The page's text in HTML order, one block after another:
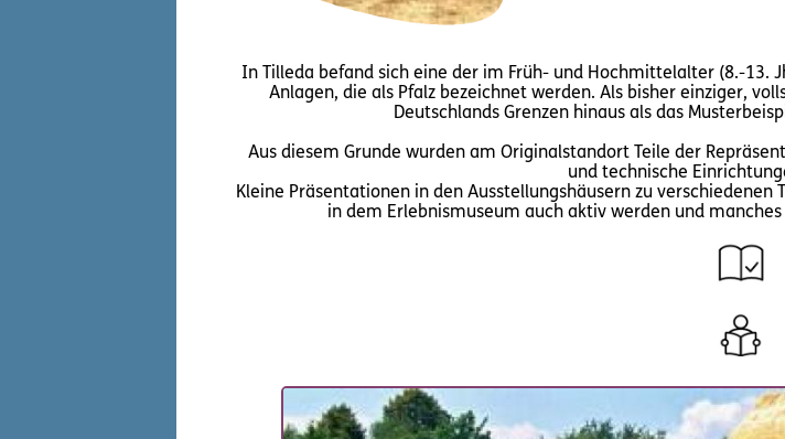
In Tilleda befand sich eine der im Früh- und Hochmittelalter (8.-13.
Anlagen, die als Pfalz bezeichnet werden. Als bisher einziger,
Deutschlands Grenzen hinaus als das
Aus diesem Grunde wurden am Originalstandort Teile der
und technische
Kleine Präsentationen in den Ausstellungshäusern zu
in dem Erlebnismuseum auch aktiv werden und